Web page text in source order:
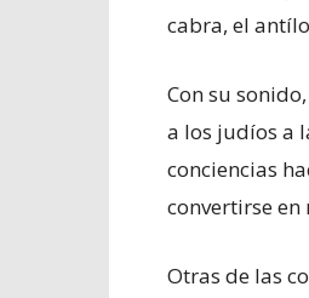
cabra, el
Con su
a los judíos a
conciencias
convertirse
Otras de las